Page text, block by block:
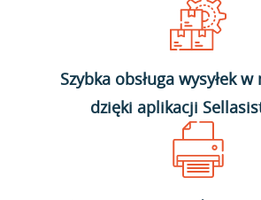
Szybka obsługa wysyłek
dzięki aplikacji